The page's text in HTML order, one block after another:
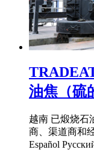
油焦（硫
越南 已煅烧石
商、渠道商和
Español